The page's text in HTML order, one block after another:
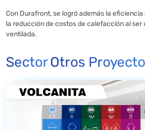
Con Durafront, se logró además la
la reducción de costos de calefacción al ser
ventilada.
SectorOtros